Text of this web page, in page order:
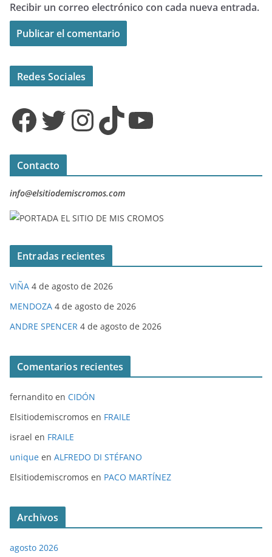
Recibir un correo electrónico con cada nueva entrada.
Redes Sociales
Facebook Twitter InstagramTikTok YouTube
Contacto
info@elsitiodemiscromos.com
Entradas recientes
VIÑA 4 de agosto de 2026
MENDOZA 4 de agosto de 2026
ANDRE SPENCER 4 de agosto de 2026
Comentarios recientes
fernandito en CIDÓN
Elsitiodemiscromos en FRAILE
israel en FRAILE
unique en ALFREDO DI STÉFANO
Elsitiodemiscromos en PACO MARTÍNEZ
Archivos
agosto 2026